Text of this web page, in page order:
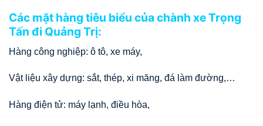
Các mặt hàng tiêu biểu của chành xe Trọng
Tấn đi Quảng Trị:
Hàng công nghiệp: ô tô, xe máy,
Vật liệu xây dựng: sắt, thép, xi măng, đá làm đường,…
Hàng điện tử: máy lạnh, điều hòa,